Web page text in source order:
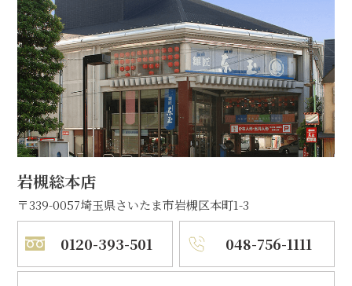
岩槻総本店
〒339-0057埼玉県さいたま市岩槻区本町1-3
0120-393-501 048-756-1111